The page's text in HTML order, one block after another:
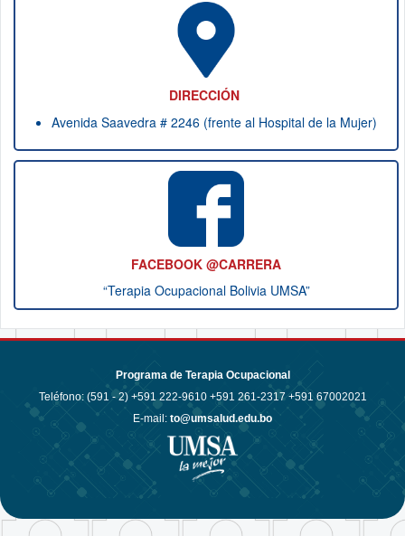
DIRECCIÓN
Avenida Saavedra # 2246 (frente al Hospital de la Mujer)
FACEBOOK @CARRERA
“Terapia Ocupacional Bolivia UMSA”
Programa de Terapia Ocupacional
Teléfono: (591 - 2) +591 222-9610 +591 261-2317 +591 67002021
E-mail: to@umsalud.edu.bo